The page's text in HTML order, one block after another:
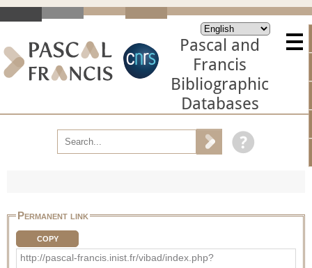
Pascal and
Francis
Bibliographic
Databases
Permanent link
COPY
http://pascal-francis.inist.fr/vibad/index.php?